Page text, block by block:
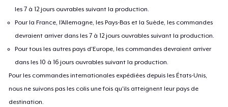
les 7 à 12 jours ouvrables suivant la production.
Pour la France, l'Allemagne, les Pays-Bas et la Suède, les commandes
devraient arriver dans les 7 à 12 jours ouvrables suivant la production.
Pour tous les autres pays d'Europe, les commandes devraient arriver
dans les 10 à 16 jours ouvrables suivant la production.
Pour les commandes internationales expédiées depuis les États-Unis,
nous ne suivons pas les colis une fois qu'ils atteignent leur pays de
destination.